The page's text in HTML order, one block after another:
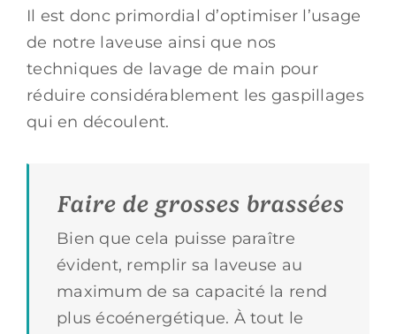
Il est donc primordial d’optimiser l’usage
de notre laveuse ainsi que nos
techniques de lavage de main pour
réduire considérablement les gaspillages
qui en découlent.
Faire de grosses brassées
Bien que cela puisse paraître
évident, remplir sa laveuse au
maximum de sa capacité la rend
plus écoénergétique. À tout le